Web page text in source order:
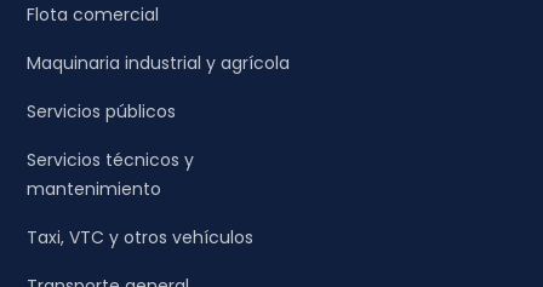
Flota comercial
Maquinaria industrial y agrícola
Servicios públicos
Servicios técnicos y
mantenimiento
Taxi, VTC y otros vehículos